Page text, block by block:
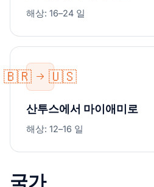
해상: 16–24 일
🇧🇷 🇺🇸
산투스에서 마이애미로
해상: 12–16 일
국가